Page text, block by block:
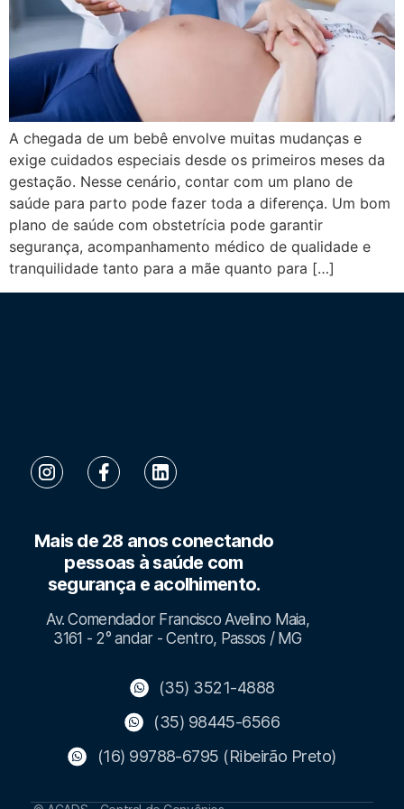
A chegada de um bebê envolve muitas mudanças e
exige cuidados especiais desde os primeiros meses da
gestação. Nesse cenário, contar com um plano de
saúde para parto pode fazer toda a diferença. Um bom
plano de saúde com obstetrícia pode garantir
segurança, acompanhamento médico de qualidade e
tranquilidade tanto para a mãe quanto para […]
Mais de 28 anos conectando
pessoas à saúde com
segurança e acolhimento.
Av. Comendador Francisco Avelino Maia,
3161 - 2° andar - Centro, Passos / MG
(35) 3521-4888
(35) 98445-6566
(16) 99788-6795 (Ribeirão Preto)